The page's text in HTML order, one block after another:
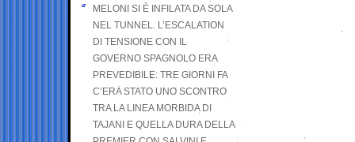
MELONI SI È INFILATA DA SOLA
NEL TUNNEL. L’ESCALATION
DI TENSIONE CON IL
GOVERNO SPAGNOLO ERA
PREVEDIBILE: TRE GIORNI FA
C’ERA STATO UNO SCONTRO
TRA LA LINEA MORBIDA DI
TAJANI E QUELLA DURA DELLA